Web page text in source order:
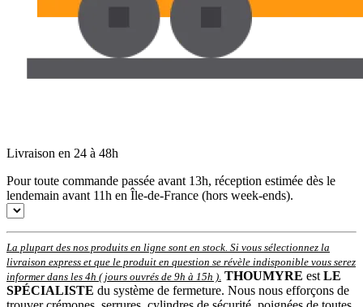
Livraison en 24 à 48h
Pour toute commande passée avant 13h, réception estimée dès le
lendemain avant 11h en Île-de-France (hors week-ends).
La plupart des nos produits en ligne sont en stock. Si vous sélectionnez la
livraison express et que le produit en question se révèle indisponible vous serez
informer dans les 4h ( jours ouvrés de 9h à 15h ) THOUMYRE est LE
SPÉCIALISTE du système de fermeture. Nous nous efforçons de